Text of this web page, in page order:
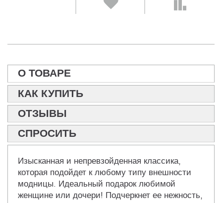
О ТОВАРЕ
КАК КУПИТЬ
ОТЗЫВЫ
СПРОСИТЬ
Изысканная и непревзойденная классика,
которая подойдет к любому типу внешности
модницы. Идеальный подарок любимой
женщине или дочери! Подчеркнет ее нежность,